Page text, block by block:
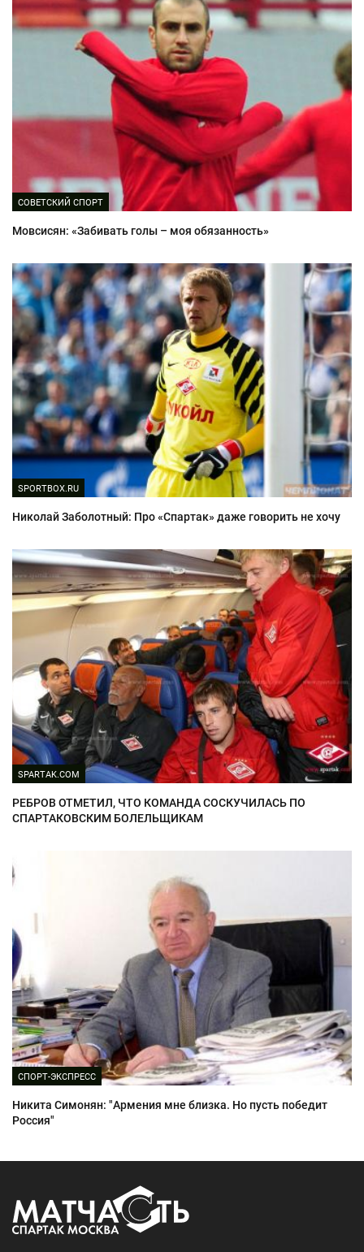
СОВЕТСКИЙ СПОРТ
Мовсисян: «Забивать голы – моя обязанность»
SPORTBOX.RU
Николай Заболотный: Про «Спартак» даже говорить не хочу
SPARTAK.COM
РЕБРОВ ОТМЕТИЛ, ЧТО КОМАНДА СОСКУЧИЛАСЬ ПО
СПАРТАКОВСКИМ БОЛЕЛЬЩИКАМ
СПОРТ-ЭКСПРЕСС
Никита Симонян: "Армения мне близка. Но пусть победит
Россия"